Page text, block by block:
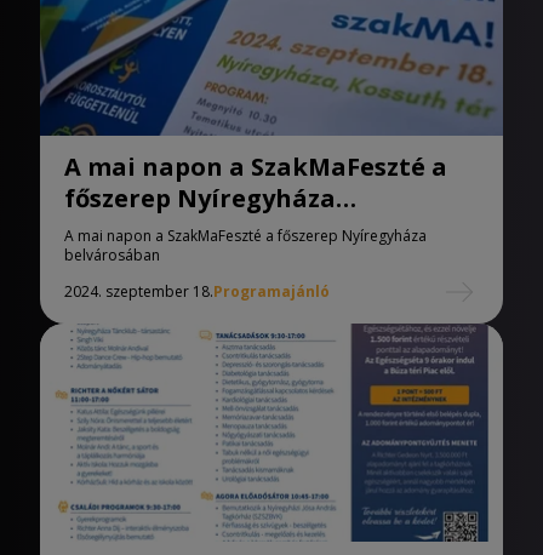
A mai napon a SzakMaFeszté a
főszerep Nyíregyháza
belvárosában
A mai napon a SzakMaFeszté a főszerep Nyíregyháza
belvárosában
2024. szeptember 18.Programajánló